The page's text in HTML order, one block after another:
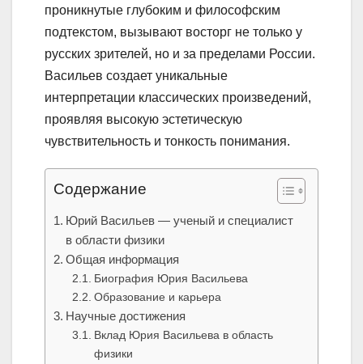
проникнутые глубоким и философским
подтекстом, вызывают восторг не только у
русских зрителей, но и за пределами России.
Васильев создает уникальные
интерпретации классических произведений,
проявляя высокую эстетическую
чувствительность и тонкость понимания.
Содержание
Юрий Васильев — ученый и специалист
в области физики
Общая информация
Биография Юрия Васильева
Образование и карьера
Научные достижения
Вклад Юрия Васильева в область
физики